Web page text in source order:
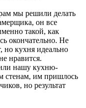
мы решили делать
он все
такой, как
окончательно. Не
но кухня идеально
нравится.
нашу кухню-
стенам, им пришлось
но результат